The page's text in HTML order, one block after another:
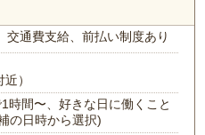
、交通費支給、前払い制度あり
）
時間〜、好きな日に働くこと
の日時から選択)